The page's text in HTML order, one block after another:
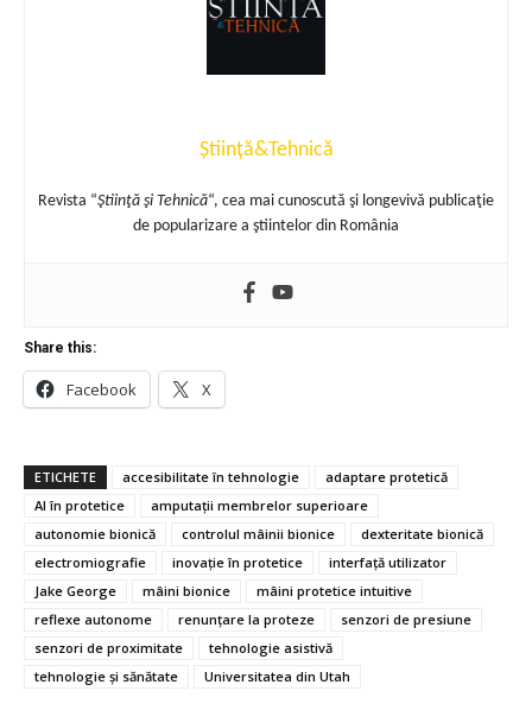
Știință&Tehnică
Revista “Ştiinţă şi Tehnică“, cea mai cunoscută şi longevivă publicaţie
de popularizare a ştiintelor din România
Share this:
Facebook X
ETICHETE accesibilitate în tehnologie
adaptare protetică
AI în protetice
amputații membrelor superioare
autonomie bionică
controlul mâinii bionice
dexteritate bionică
electromiografie
inovație în protetice
interfață utilizator
Jake George
mâini bionice
mâini protetice intuitive
reflexe autonome
renunțare la proteze
senzori de presiune
senzori de proximitate
tehnologie asistivă
tehnologie și sănătate
Universitatea din Utah